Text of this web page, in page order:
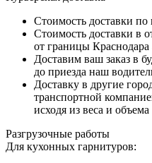
Стоимость доставки по
Стоимость доставки в
от границы Краснодара
Доставим ваш заказ в
до приезда наш
Доставку в другие
транспортной
исходя из веса и объема
Разгрузочные работы
Для кухонных гарнитуров: